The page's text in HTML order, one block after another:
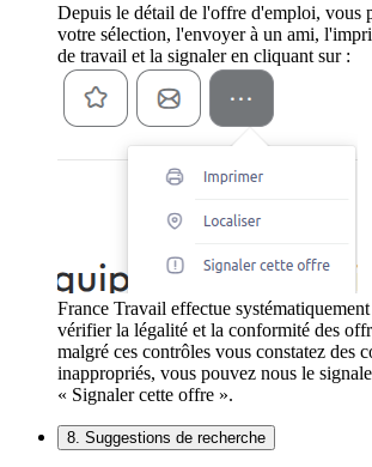
Depuis le détail de l'offre d'emploi, vous
votre sélection, l'envoyer à un ami,
de travail et la signaler en cliquant sur :
France Travail effectue
vérifier la légalité et la conformité des
malgré ces contrôles vous constatez des
inappropriés, vous pouvez nous le
« Signaler cette offre ».
8. Suggestions de recherche